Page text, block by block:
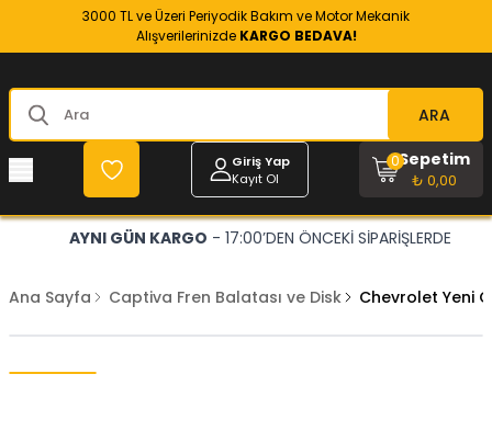
3000 TL ve Üzeri Periyodik Bakım ve Motor Mekanik
Alışverilerinizde KARGO BEDAVA!
ARA
Giriş Yap
Kayıt Ol
Sepetim
₺ 0,00
0
AYNI GÜN KARGO - 17:00’DEN ÖNCEKİ SİPARİŞLERDE
Ana Sayfa Captiva Fren Balatası ve Disk Chevrolet Yeni